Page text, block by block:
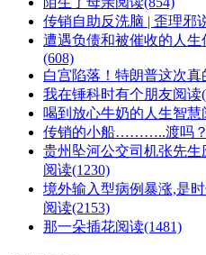
传销自助反洗脑 | 歪理邪
遭遇负债和被催收的人生
(608)
白宫陷落！特朗普这次真
我在锤科时有个朋友阅读
喝到放心牛奶的人生智慧
传销的小船………..渡吗？
贵州坠河公交司机张先
阅读(1230)
境外输入型病例暴涨,是
阅读(2153)
那一朵插花阅读(1481)